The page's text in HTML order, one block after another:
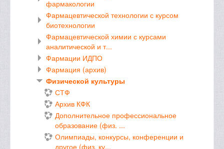
фармакологии
Фармацевтической технологии с курсом
биотехнологии
Фармацевтической химии с курсами
аналитической и т...
Фармации ИДПО
Фармация (архив)
Физической культуры
СТФ
Архив КФК
Дополнительное профессиональное
образование (физ. ...
Олимпиады, конкурсы, конференции и
другое (физ. ку...